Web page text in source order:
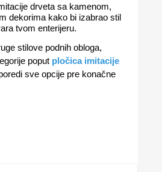
drveta sa kamenom,
dekorima kako bi izabrao stil
tvom enterijeru.
stilove podnih obloga,
poput pločica imitacije
sve opcije pre konačne